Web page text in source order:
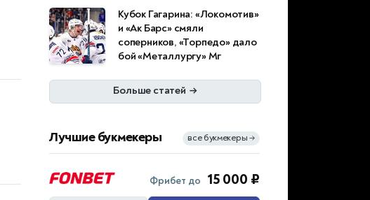
Кубок Гагарина: «Локомотив»
и «Ак Барс» смяли
соперников, «Торпедо» дало
бой «Металлургу» Мг
Больше статей →
Лучшие букмекеры все букмекеры →
Фрибет до 15 000 ₽